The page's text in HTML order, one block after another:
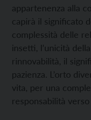
appartenenza alla
capirà il significato
complessità delle
insetti, l’unicità
rinnovabilità, il
pazienza. L’orto
vita, per una
responsabilità